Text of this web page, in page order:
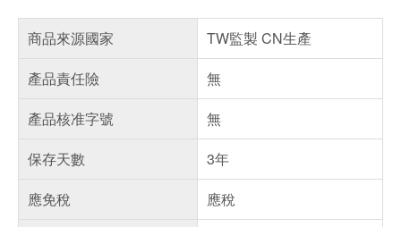
商品來源國家
TW監製 CN生產
產品責任險
無
產品核准字號
無
保存天數
3年
應免稅
應稅